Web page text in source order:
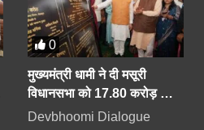
0
मुख्यमंत्री धामी ने दी मसूरी
विधानसभा को 17.80 करोड़ की
योजनाओं की सौगात
Devbhoomi Dialogue